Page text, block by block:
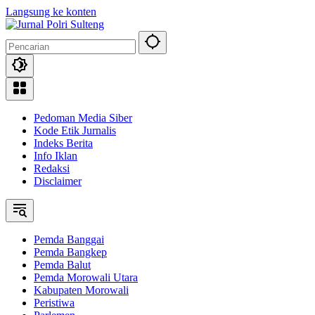
Langsung ke konten
Pedoman Media Siber
Kode Etik Jurnalis
Indeks Berita
Info Iklan
Redaksi
Disclaimer
Pemda Banggai
Pemda Bangkep
Pemda Balut
Pemda Morowali Utara
Kabupaten Morowali
Peristiwa